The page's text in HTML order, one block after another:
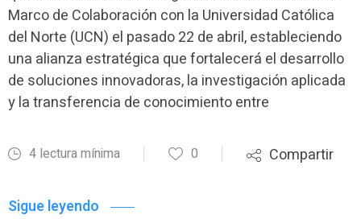
Marco de Colaboración con la Universidad Católica
del Norte (UCN) el pasado 22 de abril, estableciendo
una alianza estratégica que fortalecerá el desarrollo
de soluciones innovadoras, la investigación aplicada
y la transferencia de conocimiento entre
4 lectura mínima 0 Compartir
Sigue leyendo